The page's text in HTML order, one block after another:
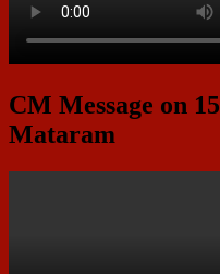
CM Message on
Mataram